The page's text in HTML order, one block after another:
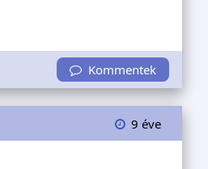
Kommentek
9 éve